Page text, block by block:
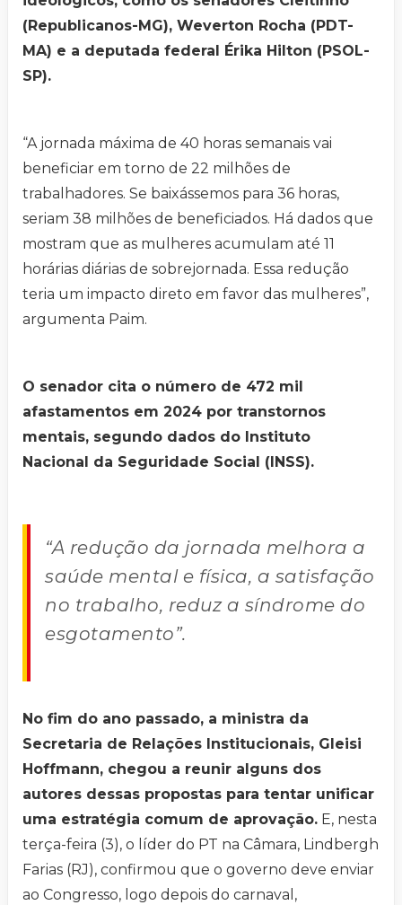
(Republicanos-MG), Weverton Rocha (PDT-
MA) e a deputada federal Érika Hilton (PSOL-
SP).
“A jornada máxima de 40 horas semanais vai
beneficiar em torno de 22 milhões de
trabalhadores. Se baixássemos para 36 horas,
seriam 38 milhões de beneficiados. Há dados que
mostram que as mulheres acumulam até 11
horárias diárias de sobrejornada. Essa redução
teria um impacto direto em favor das mulheres”,
argumenta Paim.
O senador cita o número de 472 mil
afastamentos em 2024 por transtornos
mentais, segundo dados do Instituto
Nacional da Seguridade Social (INSS).
“A redução da jornada melhora a
saúde mental e física, a satisfação
no trabalho, reduz a síndrome do
esgotamento”.
No fim do ano passado, a ministra da
Secretaria de Relações Institucionais, Gleisi
Hoffmann, chegou a reunir alguns dos
autores dessas propostas para tentar unificar
uma estratégia comum de aprovação. E, nesta
terça-feira (3), o líder do PT na Câmara, Lindbergh
Farias (RJ), confirmou que o governo deve enviar
ao Congresso, logo depois do carnaval,